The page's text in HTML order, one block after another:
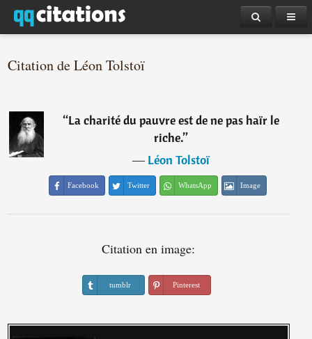
Citation de Léon Tolstoï
“La charité du pauvre est de ne pas haïr le
riche.”
―Léon Tolstoï
Facebook Twitter WhatsApp Image
Citation en image:
tumblr Pinterest